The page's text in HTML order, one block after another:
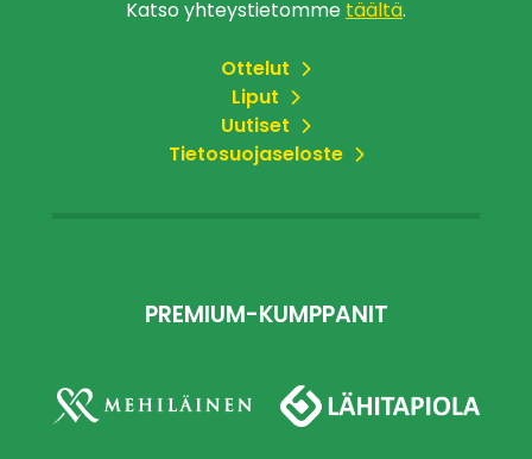
Katso yhteystietomme täältä.
Ottelut
Liput
Uutiset
Tietosuojaseloste
PREMIUM-KUMPPANIT